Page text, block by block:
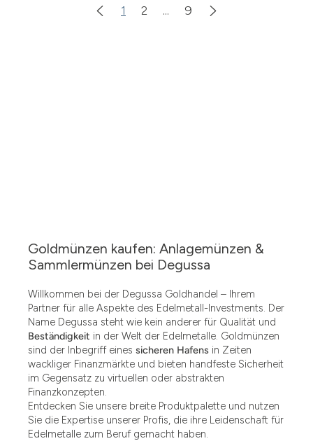
1 2 ... 9
Goldmünzen kaufen: Anlagemünzen &
Sammlermünzen bei Degussa
Willkommen bei der Degussa Goldhandel – Ihrem
Partner für alle Aspekte des Edelmetall-Investments. Der
Name Degussa steht wie kein anderer für Qualität und
Beständigkeit in der Welt der Edelmetalle. Goldmünzen
sind der Inbegriff eines sicheren Hafens in Zeiten
wackliger Finanzmärkte und bieten handfeste Sicherheit
im Gegensatz zu virtuellen oder abstrakten
Finanzkonzepten.
Entdecken Sie unsere breite Produktpalette und nutzen
Sie die Expertise unserer Profis, die ihre Leidenschaft für
Edelmetalle zum Beruf gemacht haben.